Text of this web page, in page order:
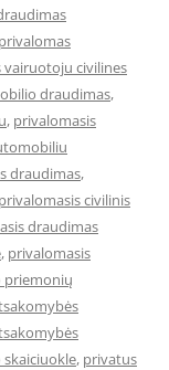
privalomas
vairuotoju civilines
draudimas,
, privalomasis
draudimas,
privalomasis civilinis
draudimas
, privalomasis
priemonių
, privatus